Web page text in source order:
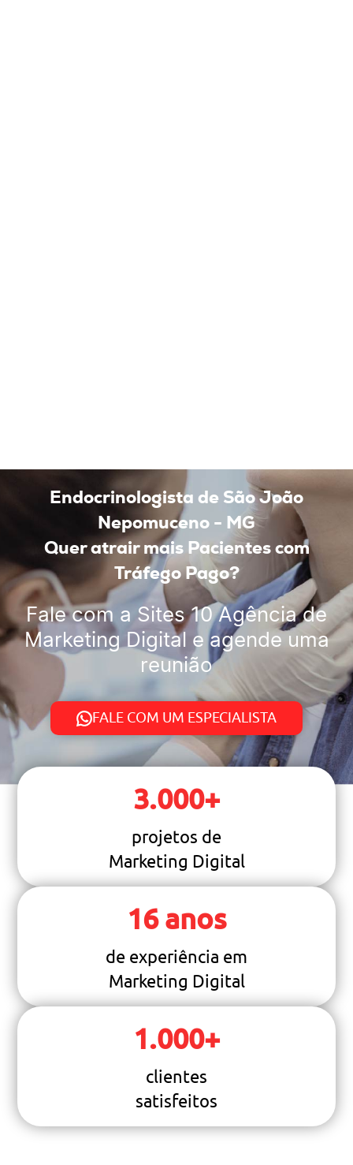
Endocrinologista de São João
Nepomuceno - MG
Quer atrair mais Pacientes com
Tráfego Pago?
Fale com a Sites 10 Agência de
Marketing Digital e agende uma
reunião
FALE COM UM ESPECIALISTA
3.000+
projetos de
Marketing Digital
16anos
de experiência em
Marketing Digital
1.000+
clientes
satisfeitos